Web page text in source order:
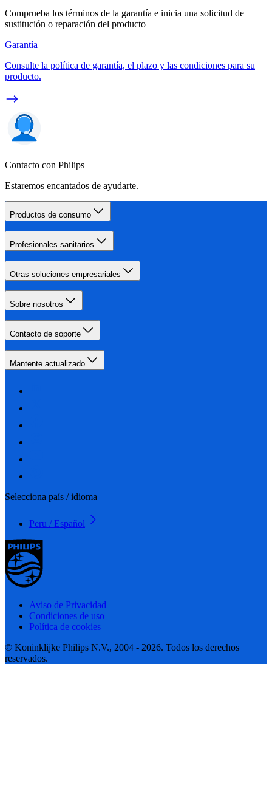
Comprueba los términos de la garantía e inicia una solicitud de
sustitución o reparación del producto
Garantía
Consulte la política de garantía, el plazo y las condiciones para su
producto.
Contacto con Philips
Estaremos encantados de ayudarte.
Productos de consumo
Profesionales sanitarios
Otras soluciones empresariales
Sobre nosotros
Contacto de soporte
Mantente actualizado
Selecciona país / idioma
Peru / Español
Aviso de Privacidad
Condiciones de uso
Política de cookies
© Koninklijke Philips N.V., 2004 - 2026. Todos los derechos
reservados.